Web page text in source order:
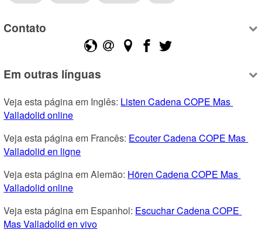
Contato
Em outras línguas
Veja esta página em Inglês: Listen Cadena COPE Mas
Valladolid online
Veja esta página em Francês: Ecouter Cadena COPE Mas
Valladolid en ligne
Veja esta página em Alemão: Hören Cadena COPE Mas
Valladolid online
Veja esta página em Espanhol: Escuchar Cadena COPE
Mas Valladolid en vivo